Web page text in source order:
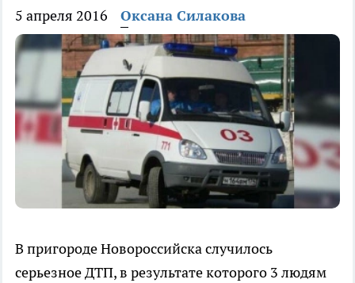
5 апреля 2016 Оксана Силакова
В пригороде Новороссийска случилось
серьезное ДТП, в результате которого 3 людям